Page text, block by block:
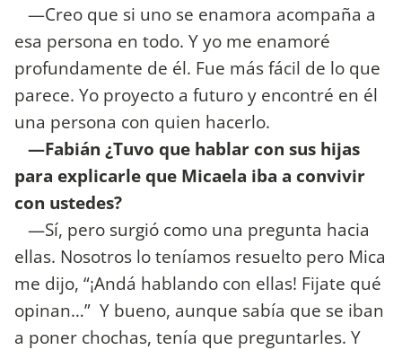
—Creo que si uno se enamora acompaña a
esa persona en todo. Y yo me enamoré
profundamente de él. Fue más fácil de lo que
parece. Yo proyecto a futuro y encontré en él
una persona con quien hacerlo.
—Fabián ¿Tuvo que hablar con sus hijas
para explicarle que Micaela iba a convivir
con ustedes?
—Sí, pero surgió como una pregunta hacia
ellas. Nosotros lo teníamos resuelto pero Mica
me dijo, “¡Andá hablando con ellas! Fijate qué
opinan…” Y bueno, aunque sabía que se iban
a poner chochas, tenía que preguntarles. Y